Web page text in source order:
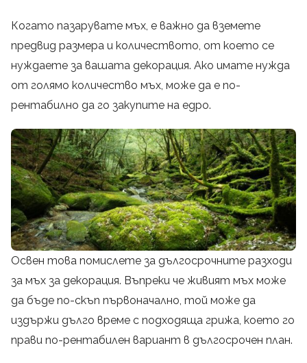
Когато пазарувате мъх, е важно да вземете
предвид размера и количеството, от което се
нуждаете за вашата декорация. Ако имате нужда
от голямо количество мъх, може да е по-
рентабилно да го закупите на едро.
Освен това помислете за дългосрочните разходи
за мъх за декорация. Въпреки че живият мъх може
да бъде по-скъп първоначално, той може да
издържи дълго време с подходяща грижа, което го
прави по-рентабилен вариант в дългосрочен план.